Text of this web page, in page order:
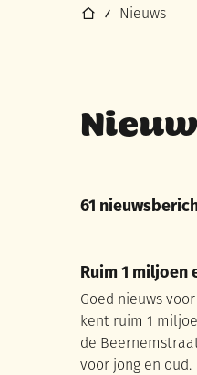
Startpagina
Nieuws
61
Ruim 1
Ruim 1 miljoen
Goed nieuws
kent ruim 1
de
voor jong en oud.